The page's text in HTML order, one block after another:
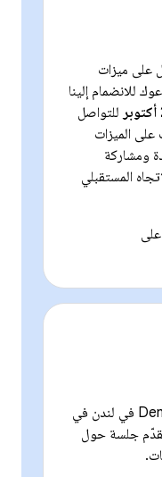
على ميزات
للانضمام إلينا
للتواصل
الميزات
ومشاركة
المستقبلي
سنشارك في مؤتمر Demuxed 2025 في لندن في
جلسة حول